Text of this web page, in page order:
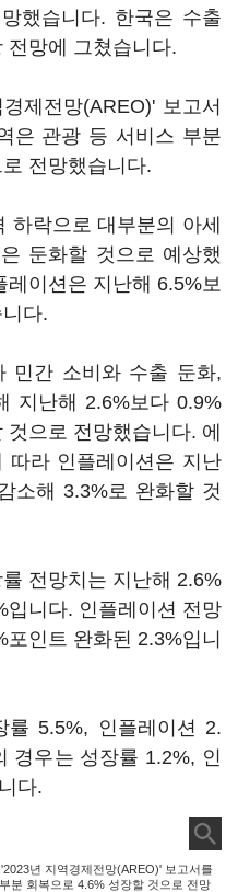
했습니다. 한국은 수출
전망에 그쳤습니다.
제전망(AREO)' 보고서
은 관광 등 서비스 부분
전망했습니다.
락으로 대부분의 아세
둔화할 것으로 예상했
레이션은 지난해 6.5%보
다.
민간 소비와 수출 둔화,
지난해 2.6%보다 0.9%
으로 전망했습니다. 에
따라 인플레이션은 지난
소해 3.3%로 완화할 것
전망치는 지난해 2.6%
입니다. 인플레이션 전망
인트 완화된 2.3%입니
률 5.5%, 인플레이션 2.
경우는 성장률 1.2%, 인
다.
년 지역경제전망(AREO)' 보고서를
분 회복으로 4.6% 성장할 것으로 전망